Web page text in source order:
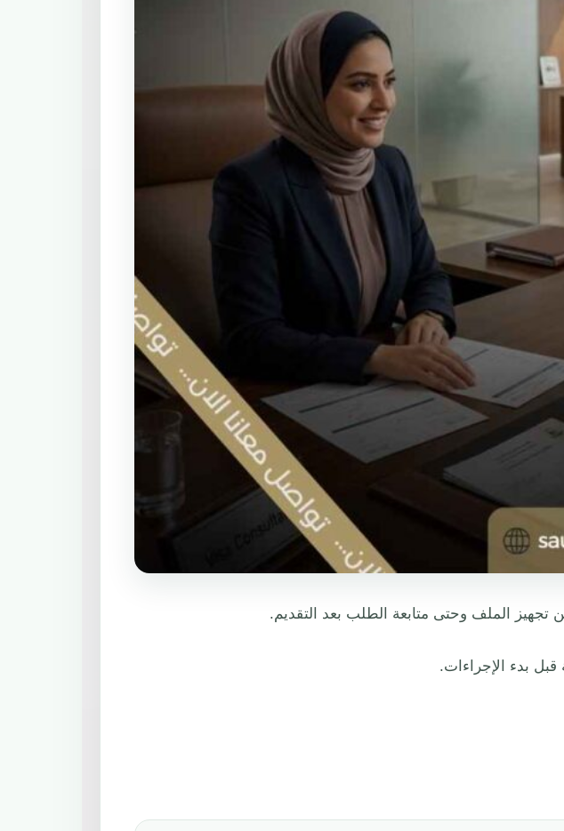
الملف وحتى متابعة الطلب بعد التقديم.
بدء الإجراءات.